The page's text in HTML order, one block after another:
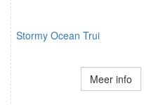
Stormy Ocean Trui
Meer info